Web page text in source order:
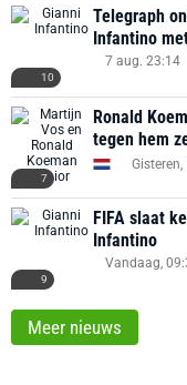
10
Telegraph
Infantino
7 aug. 23:14
7
Ronald
tegen hem
Gisteren,
9
FIFA slaat
Infantino
Vandaag,
Meer nieuws